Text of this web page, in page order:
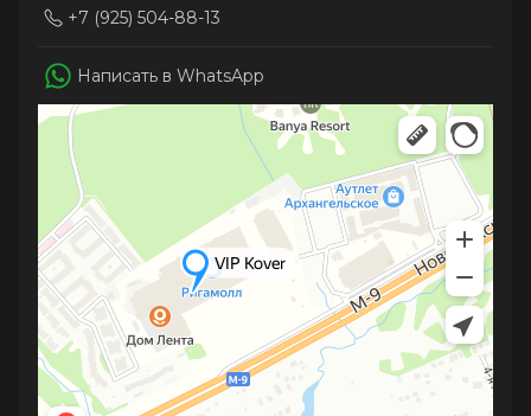
+7 (925) 504-88-13
Написать в WhatsApp